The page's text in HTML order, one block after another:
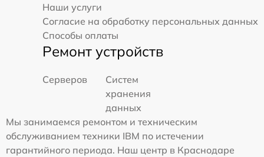
Наши услуги
Согласие на обработку персональных данных
Способы оплаты
Ремонт устройств
Серверов
Систем
хранения
данных
Мы занимаемся ремонтом и техническим
обслуживанием техники IBM по истечении
гарантийного периода. Наш центр в Краснодаре